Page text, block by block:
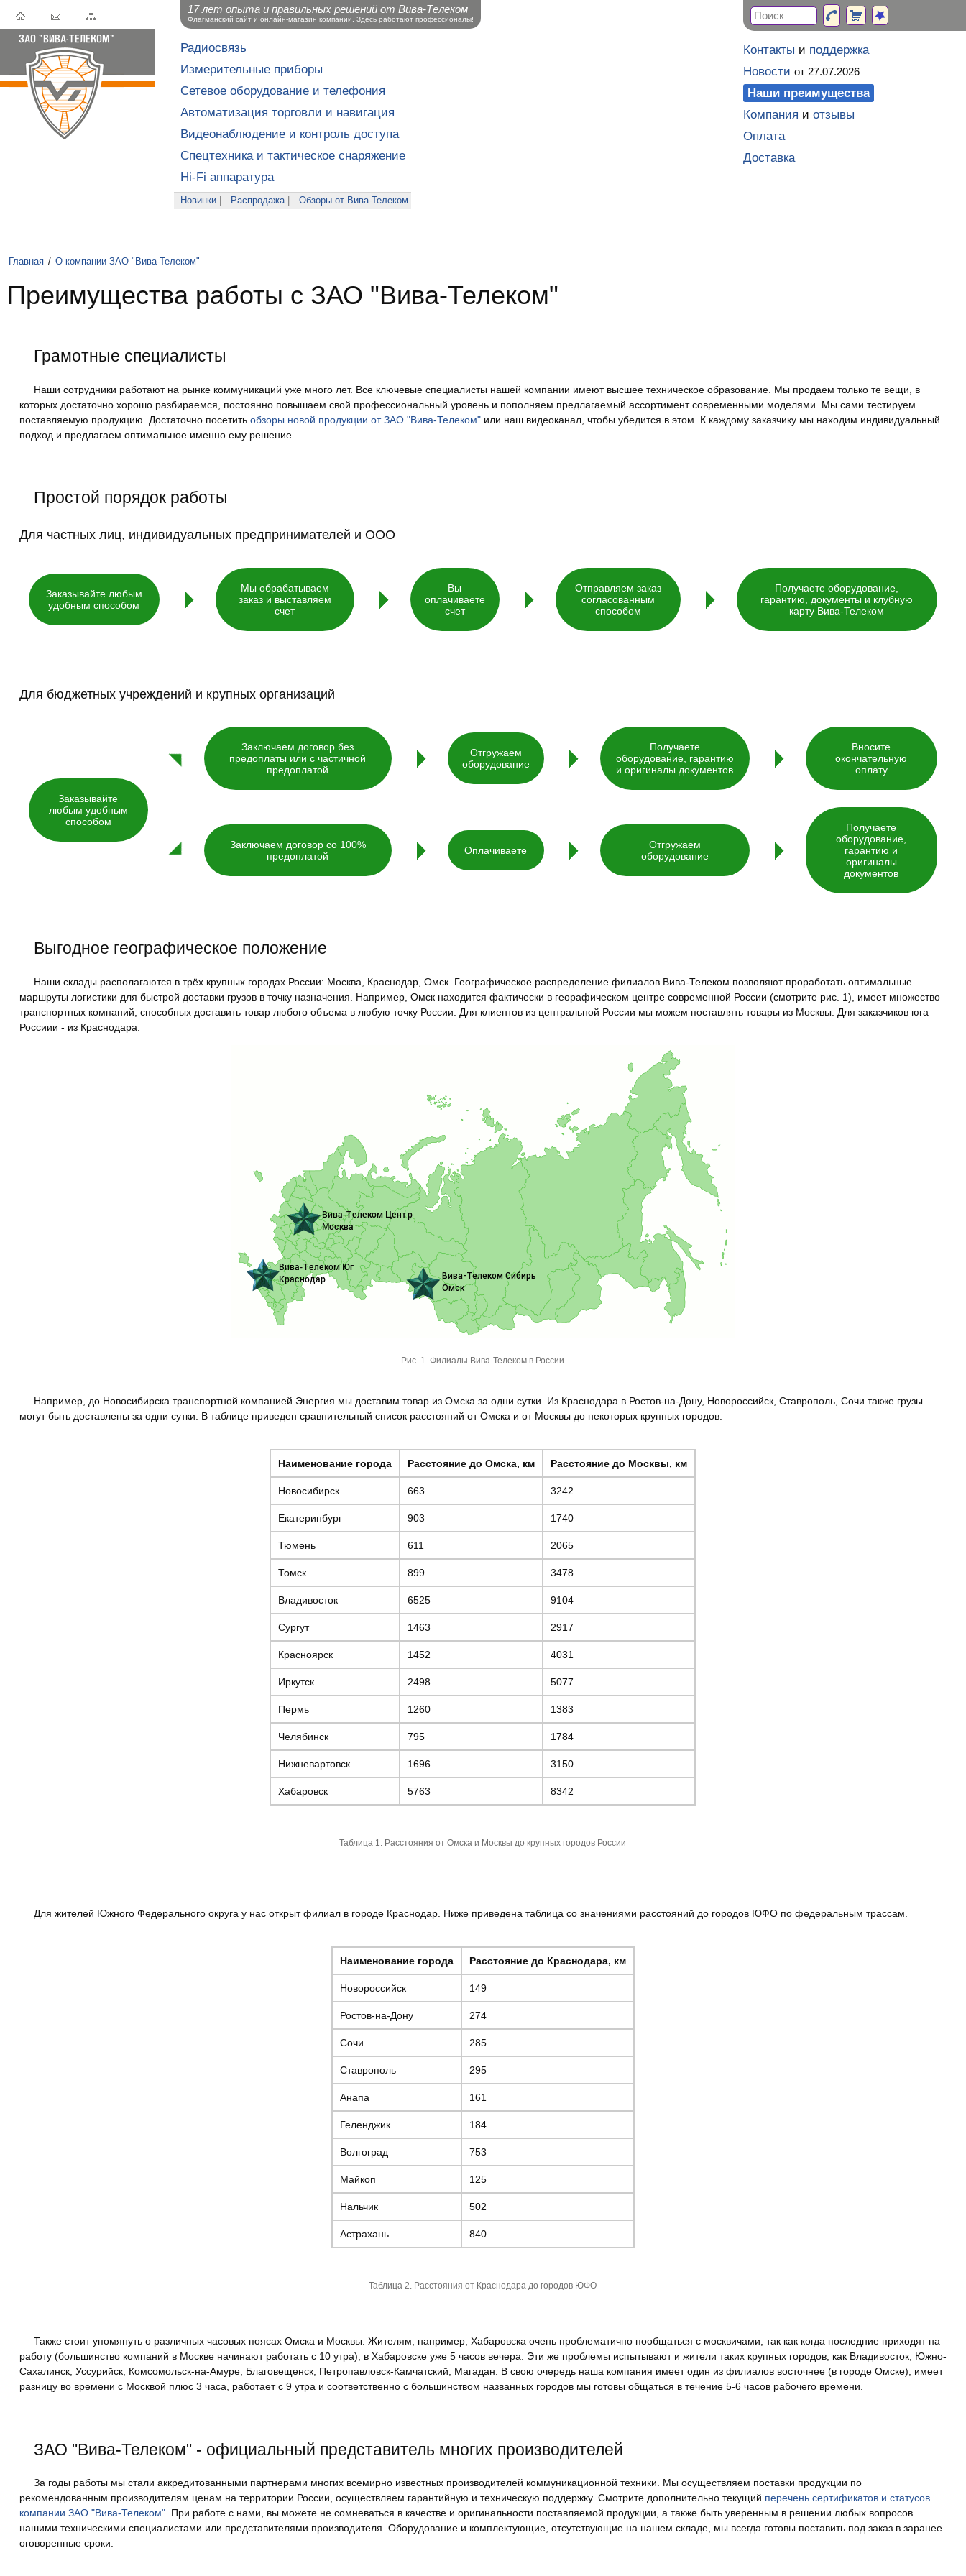
Радиосвязь
Измерительные приборы
Сетевое оборудование и телефония
Автоматизация торговли и навигация
Видеонаблюдение и контроль доступа
Спецтехника и тактическое снаряжение
Hi-Fi аппаратура
Новинки Распродажа| Обзоры от Вива-Телеком
Главная / О компании ЗАО "Вива-Телеком"
Преимущества работы с ЗАО "Вива-Телеком"
Грамотные специалисты
Наши сотрудники работают на рынке коммуникаций уже много лет. Все ключевые специалисты нашей компании имеют высшее техническое образование. Мы продаем только те вещи, в
которых достаточно хорошо разбираемся, постоянно повышаем свой профессиональный уровень и пополняем предлагаемый ассортимент современными моделями. Мы сами тестируем
поставляемую продукцию. Достаточно посетить обзоры новой продукции от ЗАО "Вива-Телеком"или наш видеоканал, чтобы убедится в этом. К каждому заказчику мы находим индивидуальный
подход и предлагаем оптимальное именно ему решение.
Простой порядок работы
Для частных лиц, индивидуальных предпринимателей и ООО
Заказывайте любым
удобным способом
Мы обрабатываем
заказ и выставляем
счет
Вы
оплачиваете
счет
Отправляем заказ
согласованным
способом
Получаете оборудование,
гарантию, документы и клубную
карту Вива-Телеком
Для бюджетных учреждений и крупных организаций
Заказывайте
любым удобным
способом
Заключаем договор без
предоплаты или с частичной
предоплатой
Отгружаем
оборудование
Получаете
оборудование, гарантию
и оригиналы документов
Вносите
окончательную
оплату
Заключаем договор со 100%
предоплатой
Оплачиваете
Отгружаем
оборудование
Получаете
оборудование,
гарантию и
оригиналы
документов
Выгодное географическое положение
Наши склады располагаются в трёх крупных городах России: Москва, Краснодар, Омск. Географическое распределение филиалов Вива-Телеком позволяют проработать оптимальные
маршруты логистики для быстрой доставки грузов в точку назначения. Например, Омск находится фактически в георафическом центре современной России (смотрите рис. 1), имеет множество
транспортных компаний, способных доставить товар любого объема в любую точку России. Для клиентов из центральной России мы можем поставлять товары из Москвы. Для заказчиков юга
Россиии - из Краснодара.
Рис. 1. Филиалы Вива-Телеком в России
Например, до Новосибирска транспортной компанией Энергия мы доставим товар из Омска за одни сутки. Из Краснодара в Ростов-на-Дону, Новороссийск, Ставрополь, Сочи также грузы
могут быть доставлены за одни сутки. В таблице приведен сравнительный список расстояний от Омска и от Москвы до некоторых крупных городов.
Наименование города Расстояние до Омска, км Расстояние до Москвы, км
Новосибирск 663 3242
Екатеринбург 903 1740
Тюмень 611 2065
Томск 899 3478
Владивосток 6525 9104
Сургут 1463 2917
Красноярск 1452 4031
Иркутск 2498 5077
Пермь 1260 1383
Челябинск 795 1784
Нижневартовск 1696 3150
Хабаровск 5763 8342
Таблица 1. Расстояния от Омска и Москвы до крупных городов России
Для жителей Южного Федерального округа у нас открыт филиал в городе Краснодар. Ниже приведена таблица со значениями расстояний до городов ЮФО по федеральным трассам.
Наименование города Расстояние до Краснодара, км
Новороссийск 149
Ростов-на-Дону 274
Сочи 285
Ставрополь 295
Анапа 161
Геленджик 184
Волгоград 753
Майкоп 125
Нальчик 502
Астрахань 840
Таблица 2. Расстояния от Краснодара до городов ЮФО
Также стоит упомянуть о различных часовых поясах Омска и Москвы. Жителям, например, Хабаровска очень проблематично пообщаться с москвичами, так как когда последние приходят на
работу (большинство компаний в Москве начинают работать с 10 утра), в Хабаровске уже 5 часов вечера. Эти же проблемы испытывают и жители таких крупных городов, как Владивосток, Южно-
Сахалинск, Уссурийск, Комсомольск-на-Амуре, Благовещенск, Петропавловск-Камчатский, Магадан. В свою очередь наша компания имеет один из филиалов восточнее (в городе Омске), имеет
разницу во времени с Москвой плюс 3 часа, работает с 9 утра и соответственно с большинством названных городов мы готовы общаться в течение 5-6 часов рабочего времени.
ЗАО "Вива-Телеком" - официальный представитель многих производителей
За годы работы мы стали аккредитованными партнерами многих всемирно известных производителей коммуникационной техники. Мы осуществляем поставки продукции по
рекомендованным производителям ценам на территории России, осуществляем гарантийную и техническую поддержку. Смотрите дополнительно текущий перечень сертификатов и статусов
компании ЗАО "Вива-Телеком". При работе с нами, вы можете не сомневаться в качестве и оригинальности поставляемой продукции, а также быть уверенным в решении любых вопросов
нашими техническими специалистами или представителями производителя. Оборудование и комплектующие, отсутствующие на нашем складе, мы всегда готовы поставить под заказ в заранее
оговоренные сроки.
Контакты и поддержка
Новости от 27.07.2026
Наши преимущества
Компания и отзывы
Оплата
Доставка
17 лет опыта и правильных решений от Вива-Телеком
Флагманский сайт и онлайн-магазин компании. Здесь работают профессионалы!